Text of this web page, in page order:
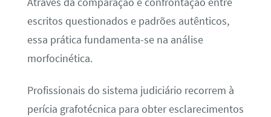
escritos questionados e padrões autênticos,
essa prática fundamenta-se na análise
morfocinética.
Profissionais do sistema judiciário recorrem à
perícia grafotécnica para obter esclarecimentos